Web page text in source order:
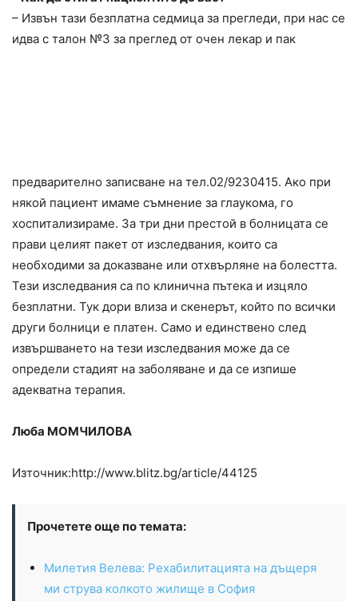
– Извън тази безплатна седмица за прегледи, при нас се
идва с талон №3 за преглед от очен лекар и пак
предварително записване на тел.02/9230415. Ако при
някой пациент имаме съмнение за глаукома, го
хоспитализираме. За три дни престой в болницата се
прави целият пакет от изследвания, които са
необходими за доказване или отхвърляне на болестта.
Тези изследвания са по клинична пътека и изцяло
безплатни. Тук дори влиза и скенерът, който по всички
други болници е платен. Само и единствено след
извършването на тези изследвания може да се
определи стадият на заболяване и да се изпише
адекватна терапия.
Люба МОМЧИЛОВА
Източник:http://www.blitz.bg/article/44125
Прочетете още по темата:
Милетия Велева: Рехабилитацията на дъщеря
ми струва колкото жилище в София